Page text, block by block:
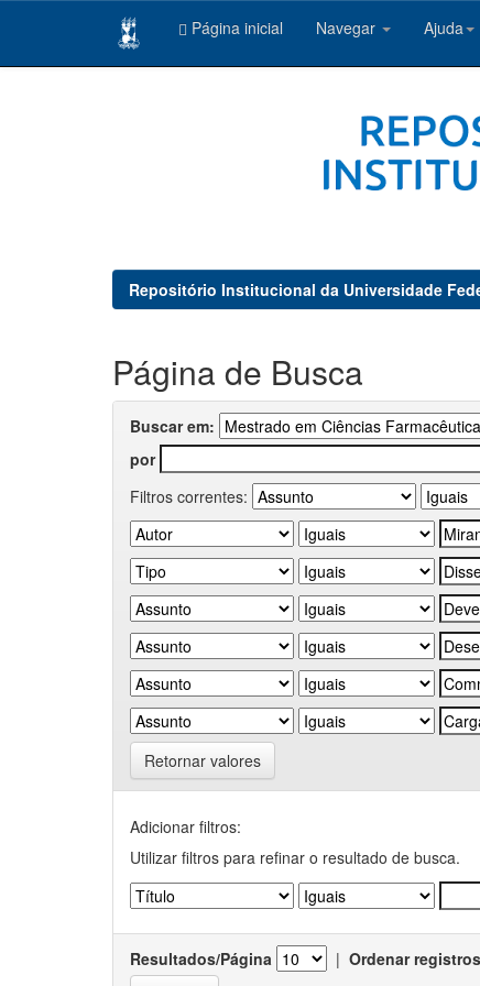
Página inicial Navegar Ajuda
Repositório Institucional da Universidade
Página de Busca
Buscar em:
por
Filtros correntes:
Retornar valores
Adicionar filtros:
Utilizar filtros para refinar o resultado de busca.
Resultados/Página | Ordenar